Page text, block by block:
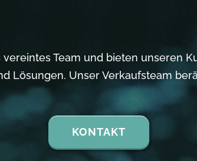
Team und bieten unseren
Lösungen. Unser Verkaufsteam
KONTAKT